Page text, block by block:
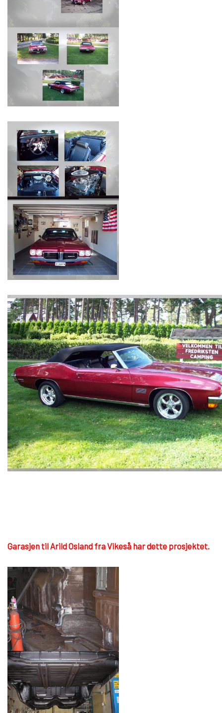
Garasjen til Arild Osland fra Vikeså har dette prosjektet.